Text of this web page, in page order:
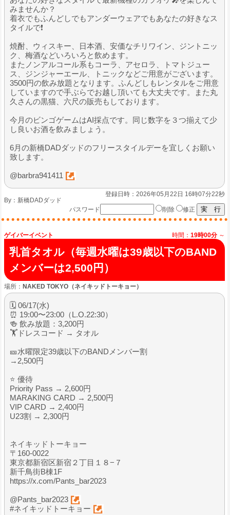
みませんか？
着衣でもふんどしでもアンダーウェアでもあなたの好きなス
タイルで❗️
焼酎、ウィスキー、日本酒、安価なチリワイン、ジントニッ
ク、梅酒などいろいろと飲めます。
またノンアルコール系もコーラ、アセロラ、トマトジュー
ス、ジンジャーエール、トニックなどご用意がございます。
3500円の飲み放題となります。ふんどしもレンタルをご用意
していますので手ぶらでお越し頂いても大丈夫です。また丸
久さんの黒猫、六尺の販売もしております。
今月のビンゴゲームはAI採点です。同じ数字を３つ揃えて少
し良いお酒を飲みましょう。
6月の新橋DADダッドのフリースタイルデーを宜しくお願い
致します。
@barbra941411
登録日時：2026年05月22日 16時07分22秒
By： 新橋DADダッド
パスワード
削除 修正
ゲイバーイベント 時間： 19時00分 ～
乳首タオル（毎週水曜は39歳以下のBAND
メンバーは2,500円）
場所： NAKED TOKYO（ネイキッドトーキョー）
🗓 06/17(水)
⏰ 19:00〜23:00（L.O.22:30）
🍻 飲み放題：3,200円
🏋️ドレスコード → タオル
🎫水曜限定39歳以下のBANDメンバー割
→2,500円
⭐ 優待
Priority Pass → 2,600円
MARAKING CARD → 2,500円
VIP CARD → 2,400円
U23割 → 2,300円
ネイキッドトーキョー
〒160-0022
東京都新宿区新宿２丁目１８−７
新千鳥街B棟1F
https://x.com/Pants_bar2023
@Pants_bar2023
#ネイキッドトーキョー